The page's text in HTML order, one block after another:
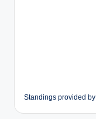
Standings provided by